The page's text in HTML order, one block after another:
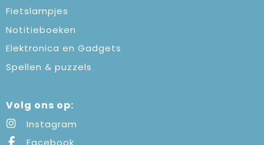
Fietslampjes
Notitieboeken
Elektronica en Gadgets
Spellen & puzzels
Volg ons op:
Instagram
Facebook